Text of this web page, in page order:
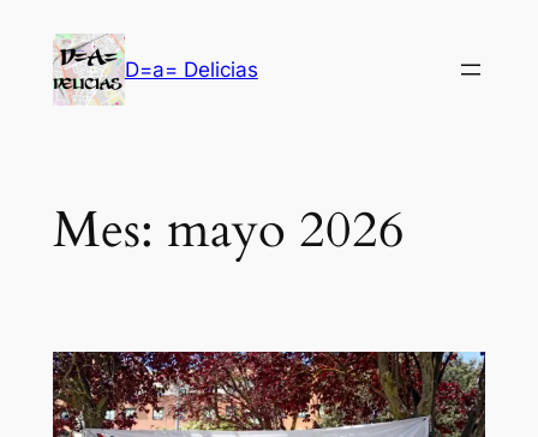
contenido
D=a= Delicias
Mes: mayo 2026